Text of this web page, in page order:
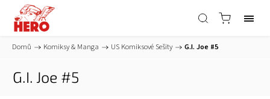
Domů / Komiksy & Manga / US Komiksové Sešity / G.I. Joe #5
G.I. Joe #5